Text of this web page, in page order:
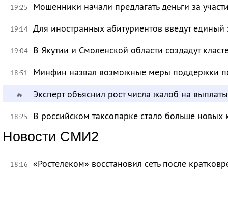
19:25 Мошенники начали предлагать деньги за
19:14 Для иностранных абитуриентов введут
19:04 В Якутии и Смоленской области создадут
18:51 Минфин назвал возможные меры поддержки
🔥 Эксперт объяснил рост числа жалоб на
18:25 В российском таксопарке стало больше новых
Новости СМИ2
18:16 «Ростелеком» восстановил сеть после